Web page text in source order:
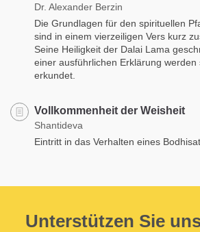
Dr. Alexander Berzin
Die Grundlagen für den spirituellen
sind in einem vierzeiligen Vers kurz
Seine Heiligkeit der Dalai Lama
einer ausführlichen Erklärung werden
erkundet.
Vollkommenheit der Weisheit
Shantideva
Eintritt in das Verhalten eines
Unterstützen Sie